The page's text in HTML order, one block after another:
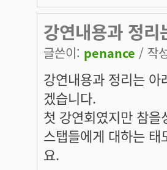
강연내용과 정리
글쓴이: penance / 작
강연내용과 정리는
겠습니다.
첫 강연회였지만 참
스탭들에게 대하는
요.